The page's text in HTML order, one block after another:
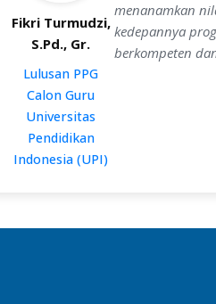
Fikri Turmudzi,
S.Pd., Gr.
Lulusan PPG
Calon Guru
Universitas
Pendidikan
Indonesia (UPI)
menanamkan
kedepannya
berkompeten